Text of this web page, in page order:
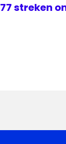
streken